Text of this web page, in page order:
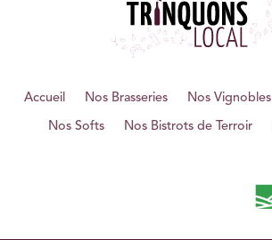
Accueil Nos Brasseries Nos Vignobles
Nos Softs Nos Bistrots de Terroir